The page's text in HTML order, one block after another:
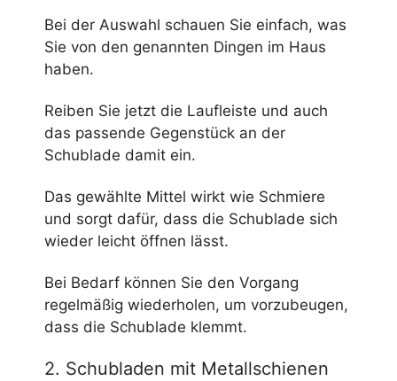
Bei der Auswahl schauen Sie einfach, was
Sie von den genannten Dingen im Haus
haben.
Reiben Sie jetzt die Laufleiste und auch
das passende Gegenstück an der
Schublade damit ein.
Das gewählte Mittel wirkt wie Schmiere
und sorgt dafür, dass die Schublade sich
wieder leicht öffnen lässt.
Bei Bedarf können Sie den Vorgang
regelmäßig wiederholen, um vorzubeugen,
dass die Schublade klemmt.
2. Schubladen mit Metallschienen